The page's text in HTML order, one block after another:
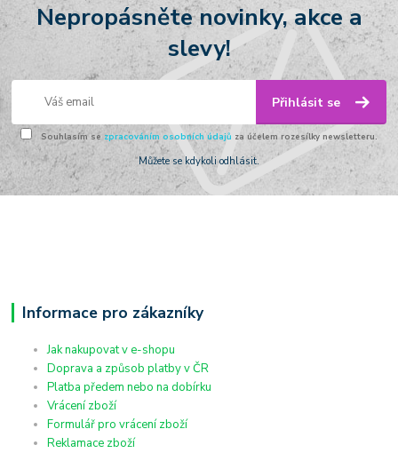
Nepropásněte novinky, akce a
slevy!
Přihlásit se
Souhlasím se zpracováním osobních údajů za účelem rozesílky newsletteru.
Můžete se kdykoli odhlásit.
Informace pro zákazníky
Jak nakupovat v e-shopu
Doprava a způsob platby v ČR
Platba předem nebo na dobírku
Vrácení zboží
Formulář pro vrácení zboží
Reklamace zboží